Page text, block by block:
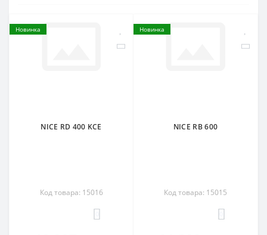
Новинка
NICE RD 400 KCE
Код товара: 15016
Новинка
NICE RB 600
Код товара: 15015